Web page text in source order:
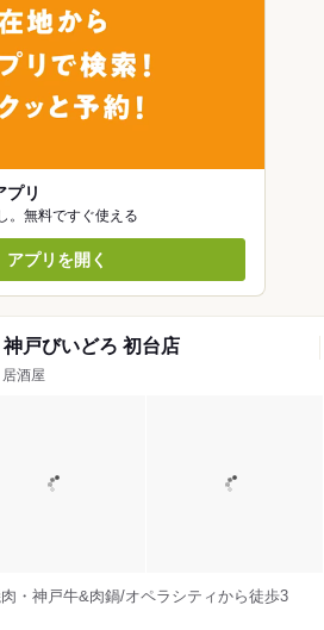
プリ
。無料ですぐ使える
アプリを開く
戸びいどろ 初台店
酒屋
・神戸牛&肉鍋/オペラシティから徒歩3